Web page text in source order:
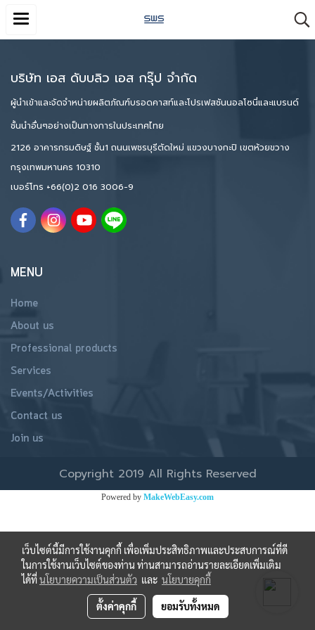
บริษัท เอส ดับบลิว เอส กรุ๊ป จำกัด
ผู้นำเข้าและจัดจำหน่ายผลิตภัณฑ์บรอดคาสท์และโปรเฟสชันนอลโซนี่และแบรนด์
ชั้นนำอื่นๆอย่างเป็นทางการในประเทศไทย
2126 อาคารกรมดิษฐ์ ชั้น1 ถนนเพชรบุรีตัดใหม่ แขวงบางกะปิ เขตห้วยขวาง
กรุงเทพมหานคร 10310
เบอร์โทร +66(0)2 016 3006-9
MENU
Home
About us
Professional products
Services
Events/Activities
Contact us
Join us
Copyright 2019 All Rights Reserved
Powered by MakeWebEasy.com
เว็บไซต์นี้มีการใช้งานคุกกี้ เพื่อเพิ่มประสิทธิภาพและประสบการณ์ที่ดี
ในการใช้งานเว็บไซต์ของท่าน ท่านสามารถอ่านรายละเอียดเพิ่มเติม
ได้ที่นโยบายความเป็นส่วนตัว และ นโยบายคุกกี้
ตั้งค่าคุกกี้ ยอมรับทั้งหมด